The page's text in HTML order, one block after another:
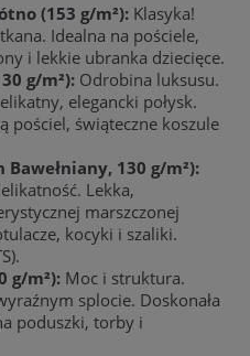
(153 g/m²): Klasyka!
Idealna na pościele,
i lekkie ubranka dziecięce.
g/m²): Odrobina luksusu.
elegancki połysk.
pościel, świąteczne koszule
130 g/m²):
Lekka,
marszczonej
kocyki i szaliki.
g/m²): Moc i struktura.
splocie. Doskonała
poduszki, torby i